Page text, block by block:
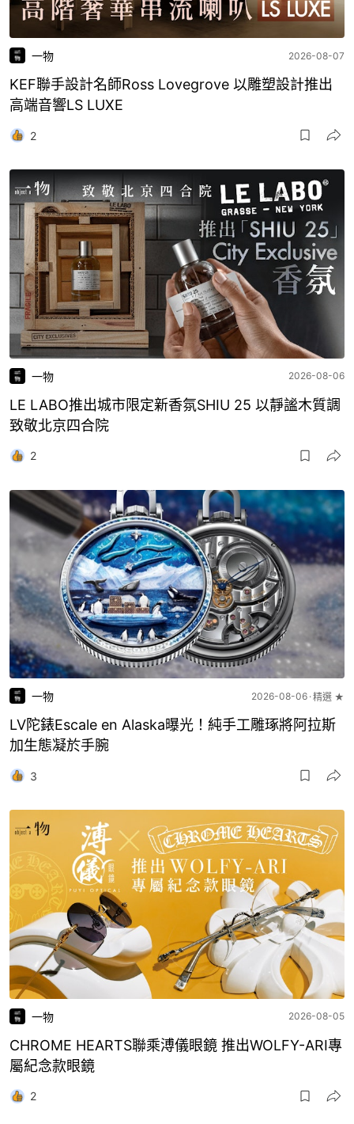
一物 2026-08-07
KEF聯手設計名師Ross Lovegrove 以雕塑設計推出
高端音響LS LUXE
2
一物 2026-08-06
LE LABO推出城市限定新香氛SHIU 25 以靜謐木質調
致敬北京四合院
2
一物 2026-08-06 精選 ★
LV陀錶Escale en Alaska曝光！純手工雕琢將阿拉斯
加生態凝於手腕
3
一物 2026-08-05
CHROME HEARTS聯乘溥儀眼鏡 推出WOLFY-ARI專
屬紀念款眼鏡
2